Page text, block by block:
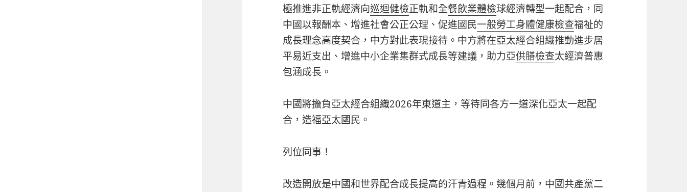
極推進非正軌經濟向巡迴健檢正軌和全餐飲業體檢球經濟轉型一起配合，同
中國以報酬本、增進社會公正公理、促進國民一般勞工身體健康檢查福祉的
成長理念高度契合，中方對此表現接待。中方將在亞太經合組織推動進步居
平易近支出、增進中小企業集群式成長等建議，助力亞供膳檢查太經濟普惠
包涵成長。
中國將擔負亞太經合組織2026年東道主，等待同各方一道深化亞太一起配
合，造福亞太國民。
列位同事！
改造開放是中國和世界配合成長提高的汗青過程。幾個月前，中國共產黨二